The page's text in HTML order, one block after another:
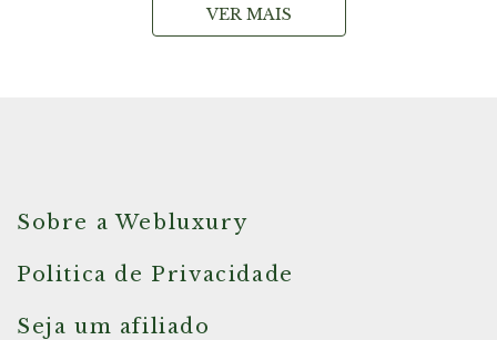
VER MAIS
Sobre a Webluxury
Politica de Privacidade
Seja um afiliado